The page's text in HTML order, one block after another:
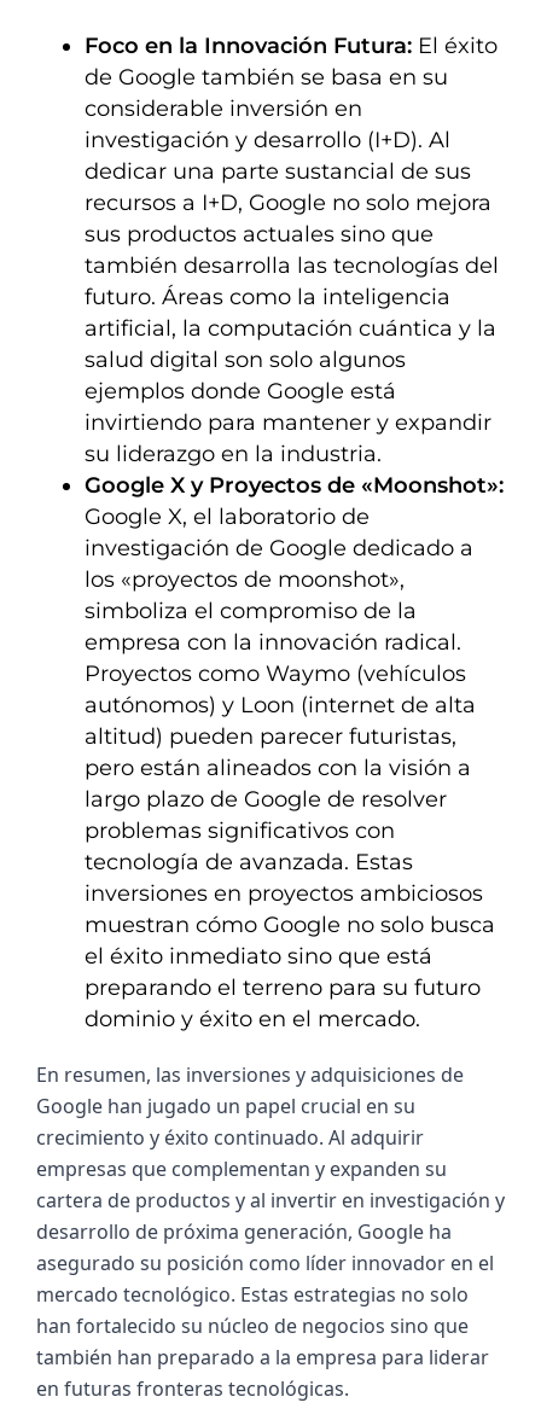
Foco en la Innovación Futura: El éxito
de Google también se basa en su
considerable inversión en
investigación y desarrollo (I+D). Al
dedicar una parte sustancial de sus
recursos a I+D, Google no solo mejora
sus productos actuales sino que
también desarrolla las tecnologías del
futuro. Áreas como la inteligencia
artificial, la computación cuántica y la
salud digital son solo algunos
ejemplos donde Google está
invirtiendo para mantener y expandir
su liderazgo en la industria.
Google X y Proyectos de «Moonshot»:
Google X, el laboratorio de
investigación de Google dedicado a
los «proyectos de moonshot»,
simboliza el compromiso de la
empresa con la innovación radical.
Proyectos como Waymo (vehículos
autónomos) y Loon (internet de alta
altitud) pueden parecer futuristas,
pero están alineados con la visión a
largo plazo de Google de resolver
problemas significativos con
tecnología de avanzada. Estas
inversiones en proyectos ambiciosos
muestran cómo Google no solo busca
el éxito inmediato sino que está
preparando el terreno para su futuro
dominio y éxito en el mercado.
En resumen, las inversiones y adquisiciones de
Google han jugado un papel crucial en su
crecimiento y éxito continuado. Al adquirir
empresas que complementan y expanden su
cartera de productos y al invertir en investigación y
desarrollo de próxima generación, Google ha
asegurado su posición como líder innovador en el
mercado tecnológico. Estas estrategias no solo
han fortalecido su núcleo de negocios sino que
también han preparado a la empresa para liderar
en futuras fronteras tecnológicas.